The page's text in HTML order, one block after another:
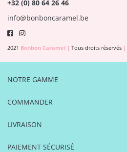
+32 (0) 80 64 26 46
info@bonboncaramel.be
2021 Bonbon Caramel | Tous droits réservés |
NOTRE GAMME
COMMANDER
LIVRAISON
PAIEMENT SÉCURISÉ